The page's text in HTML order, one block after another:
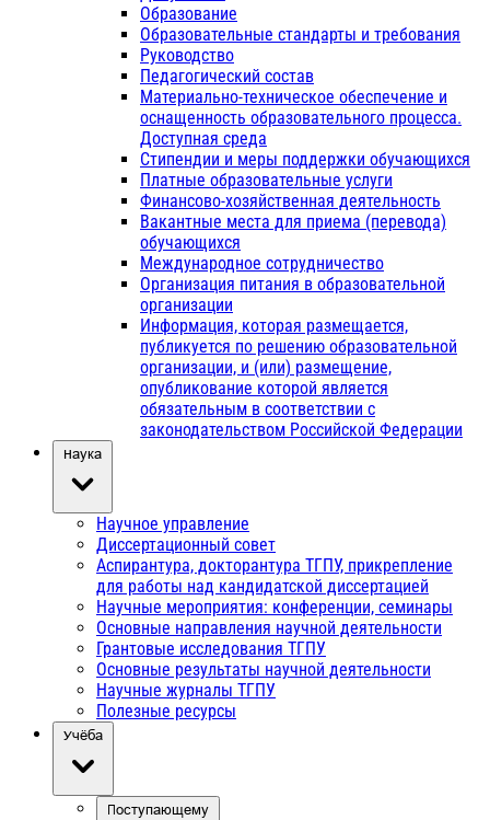
Образование
Образовательные стандарты и требования
Руководство
Педагогический состав
Материально-техническое обеспечение и
оснащенность образовательного процесса.
Доступная среда
Стипендии и меры поддержки обучающихся
Платные образовательные услуги
Финансово-хозяйственная деятельность
Вакантные места для приема (перевода)
обучающихся
Международное сотрудничество
Организация питания в образовательной
организации
Информация, которая размещается,
публикуется по решению образовательной
организации, и (или) размещение,
опубликование которой является
обязательным в соответствии с
законодательством Российской Федерации
Наука
Научное управление
Диссертационный совет
Аспирантура, докторантура ТГПУ, прикрепление
для работы над кандидатской диссертацией
Научные мероприятия: конференции, семинары
Основные направления научной деятельности
Грантовые исследования ТГПУ
Основные результаты научной деятельности
Научные журналы ТГПУ
Полезные ресурсы
Учёба
Поступающему